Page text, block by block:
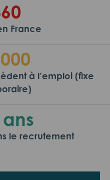
France
à l’emploi (fixe
le recrutement